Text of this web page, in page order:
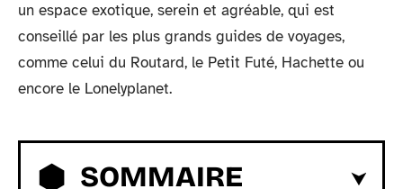
un espace exotique, serein et agréable, qui est
conseillé par les plus grands guides de voyages,
comme celui du Routard, le Petit Futé, Hachette ou
encore le Lonelyplanet.
SOMMAIRE